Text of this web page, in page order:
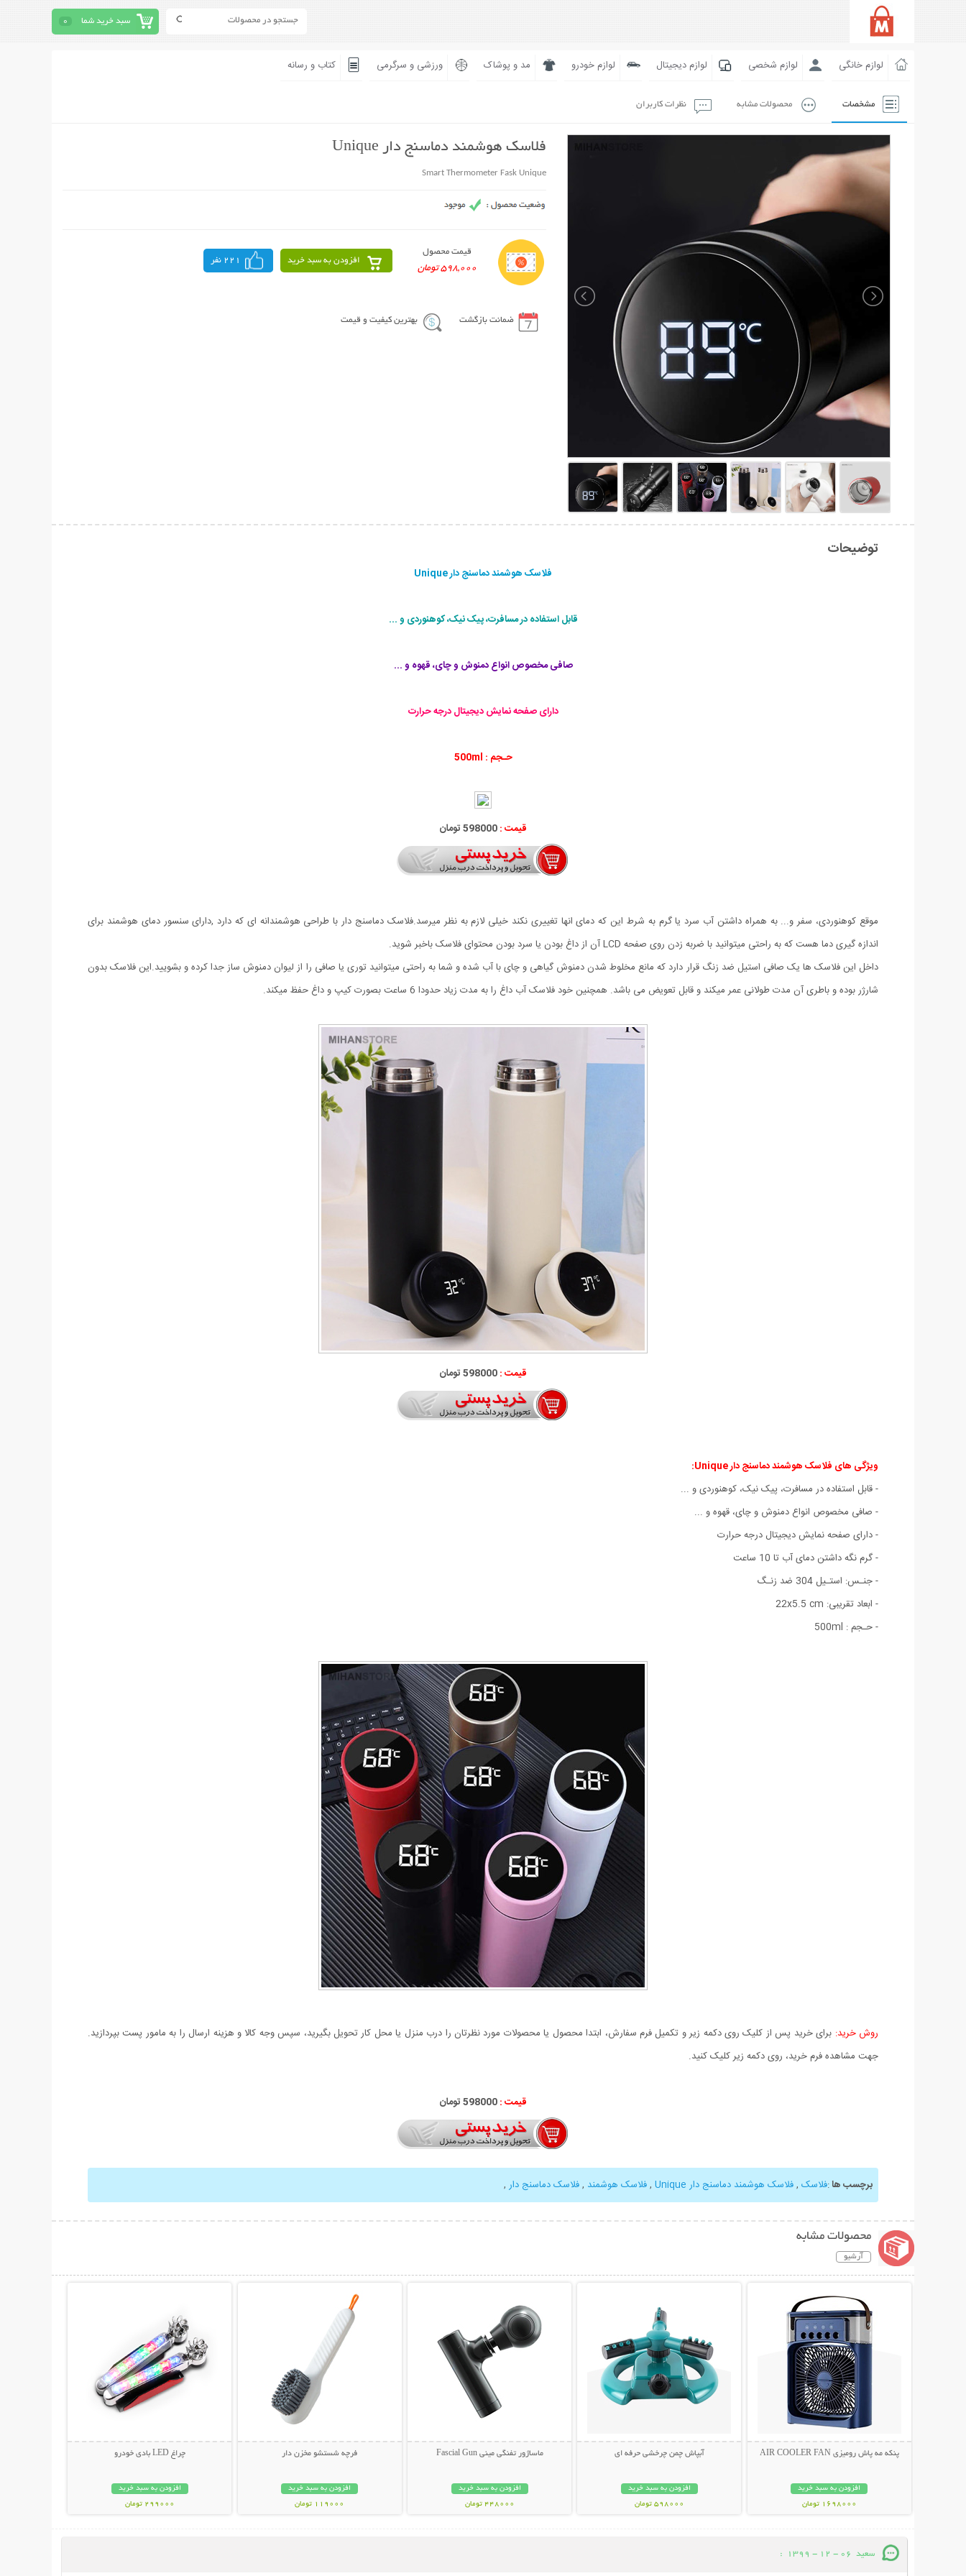
سبد خرید شما 0
لوازم خانگی لوازم شخصی لوازم دیجیتال لوازم خودرو مد و پوشاک ورزشی و سرگرمی کتاب و رسانه
مشخصات محصولات مشابه نظرات کاربران
فلاسک هوشمند دماسنج دار Unique
Smart Thermometer Fask Unique
قیمت محصول
598,000 تومان
افزودن به سبد خرید 221 نفر
ضمانت بازگشت بهترین کیفیت و قیمت
توضیحات
فلاسک هوشمند دماسنج دار Unique
قابل استفاده در مسافرت، پیک نیک، کوهنوردی و ...
صافی مخصوص انواع دمنوش و چای، قهوه و ...
دارای صفحه نمایش دیجیتال درجه حرارت
حـجم : 500ml
قیمت :598000 تومان
موقع کوهنوردی، سفر و... به همراه داشتن آب سرد یا گرم به شرط این که دمای انها تغییری نکند خیلی لازم به نظر میرسد.فلاسک دماسنج دار با طراحی هوشمندانه ای که دارد ,دارای سنسور دمای هوشمند برای
اندازه گیری دما هست که به راحتی میتوانید با ضربه زدن روی صفحه LCD آن از داغ بودن یا سرد بودن محتوای فلاسک باخبر شوید.
داخل این فلاسک ها یک صافی استیل ضد زنگ قرار دارد که مانع مخلوط شدن دمنوش گیاهی و چای با آب شده و شما به راحتی میتوانید توری یا صافی را از لیوان دمنوش ساز جدا کرده و بشویید.این فلاسک بدون
شارژر بوده و باطری آن مدت طولانی عمر میکند و قابل تعویض می باشد. همچنین خود فلاسک آب داغ را به مدت زیاد حدودا 6 ساعت بصورت کیپ و داغ حفظ میکند.
قیمت :598000 تومان
ویژگی های فلاسک هوشمند دماسنج دار Unique:
- قابل استفاده در مسافرت، پیک نیک، کوهنوردی و ...
- صافی مخصوص انواع دمنوش و چای، قهوه و ...
- دارای صفحه نمایش دیجیتال درجه حرارت
- گرم نگه داشتن دمای آب تا 10 ساعت
- جنـس: استـیل 304 ضد زنـگ
- ابعاد تقریبی: 22x5.5 cm
- حـجم : 500ml
روش خرید: برای خرید پس از کلیک روی دکمه زیر و تکمیل فرم سفارش، ابتدا محصول یا محصولات مورد نظرتان را درب منزل یا محل کار تحویل بگیرید، سپس وجه کالا و هزینه ارسال را به مامور پست بپردازید.
جهت مشاهده فرم خرید، روی دکمه زیر کلیک کنید.
قیمت : 598000 تومان
برچسب ها:فلاسک ,فلاسک هوشمند دماسنج دار Unique ,فلاسک هوشمند ,فلاسک دماسنج دار ,
محصولات مشابه
آرشیو
پنکه مه پاش رومیزی AIR COOLER FAN
افزودن به سبد خرید
1698000 تومان
آبپاش چمن چرخشی حرفه ای
افزودن به سبد خرید
598000 تومان
ماساژور تفنگی مینی Fascial Gun
افزودن به سبد خرید
448000 تومان
فرچه شستشو مخزن دار
افزودن به سبد خرید
119000 تومان
چراغ LED بادی خودرو
افزودن به سبد خرید
299000 تومان
سعید 06 - 12 - 1399
: